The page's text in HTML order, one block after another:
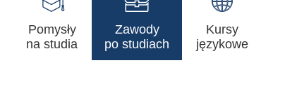
Pomysły
na studia
Zawody
po studiach
Kursy
językowe